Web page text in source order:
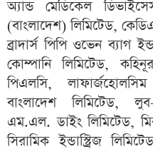
অ্যান্ড মেডিকেল
(বাংলাদেশ) লিমিটেড,
ব্রাদার্স পিপি ওভেন ব্যাগ
কোম্পানি লিমিটেড,
পিএলসি,
বাংলাদেশ লিমিটেড,
এম.এল. ডাইং লিমিটেড,
সিরামিক ইন্ডাস্ট্রিজ